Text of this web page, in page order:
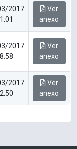
2017
Ver
anexo
2017
Ver
anexo
2017
Ver
anexo